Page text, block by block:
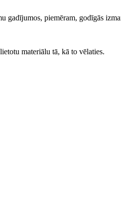
piemēram, godīgās
materiālu tā, kā to vēlaties.